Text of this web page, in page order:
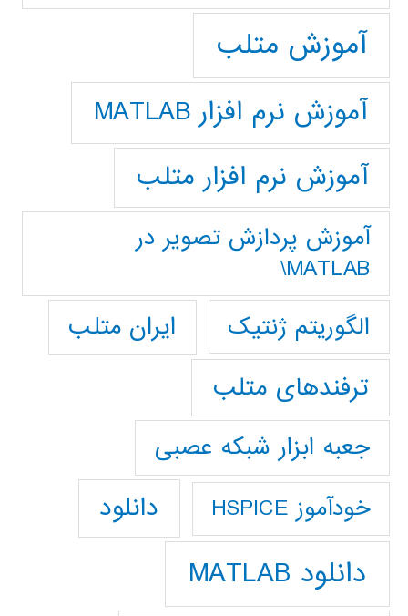
آموزش متلب
آموزش نرم افزار MATLAB
آموزش نرم افزار متلب
آموزش پردازش تصوير در
MATLAB\
الگوریتم ژنتیک
ایران متلب
ترفندهای متلب
جعبه ابزار شبکه عصبی
خودآموز HSPICE دانلود
دانلود MATLAB